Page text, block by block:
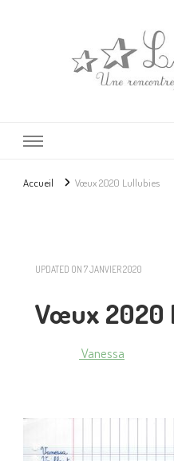
Accueil Vœux 2020 Lullubies
UPDATED ON 7 JANVIER 2020
Vœux 2020
Vanessa